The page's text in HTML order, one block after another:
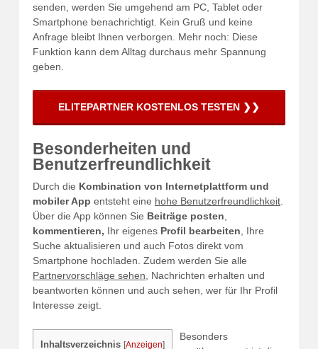
senden, werden Sie umgehend am PC, Tablet oder
Smartphone benachrichtigt. Kein Gruß und keine
Anfrage bleibt Ihnen verborgen. Mehr noch: Diese
Funktion kann dem Alltag durchaus mehr Spannung
geben.
Besonderheiten und
Benutzerfreundlichkeit
Durch die Kombination von Internetplattform und
mobiler App entsteht eine hohe Benutzerfreundlichkeit.
Über die App können Sie Beiträge posten,
kommentieren, Ihr eigenes Profil bearbeiten, Ihre
Suche aktualisieren und auch Fotos direkt vom
Smartphone hochladen. Zudem werden Sie alle
Partnervorschläge sehen, Nachrichten erhalten und
beantworten können und auch sehen, wer für Ihr Profil
Interesse zeigt.
Inhaltsverzeichnis [Anzeigen]
Besonders